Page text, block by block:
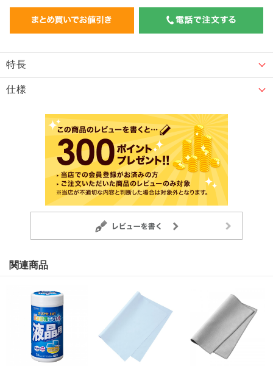
特長
仕様
関連商品